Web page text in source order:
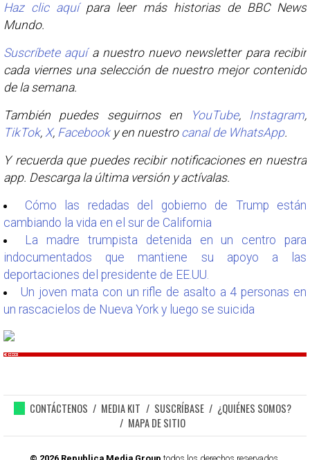
Haz clic aquípara leer más historias de BBC News
Mundo.
Suscríbete aquía nuestro nuevo newsletter para recibir
cada viernes una selección de nuestro mejor contenido
de la semana.
También puedes seguirnos en
YouTube, Instagram,
TikTok, X, Facebooky en nuestro canal de WhatsApp.
Y recuerda que puedes recibir notificaciones en nuestra
app. Descarga la última versión y actívalas.
Cómo las redadas del gobierno de Trump están
cambiando la vida en el sur de California
La madre trumpista detenida en un centro para
indocumentados que mantiene su apoyo a las
deportaciones del presidente de EE.UU.
Un joven mata con un rifle de asalto a 4 personas en
un rascacielos de Nueva York y luego se suicida
CONTÁCTENOS MEDIA KIT SUSCRÍBASE
¿QUIÉNES SOMOS?
MAPA DE SITIO